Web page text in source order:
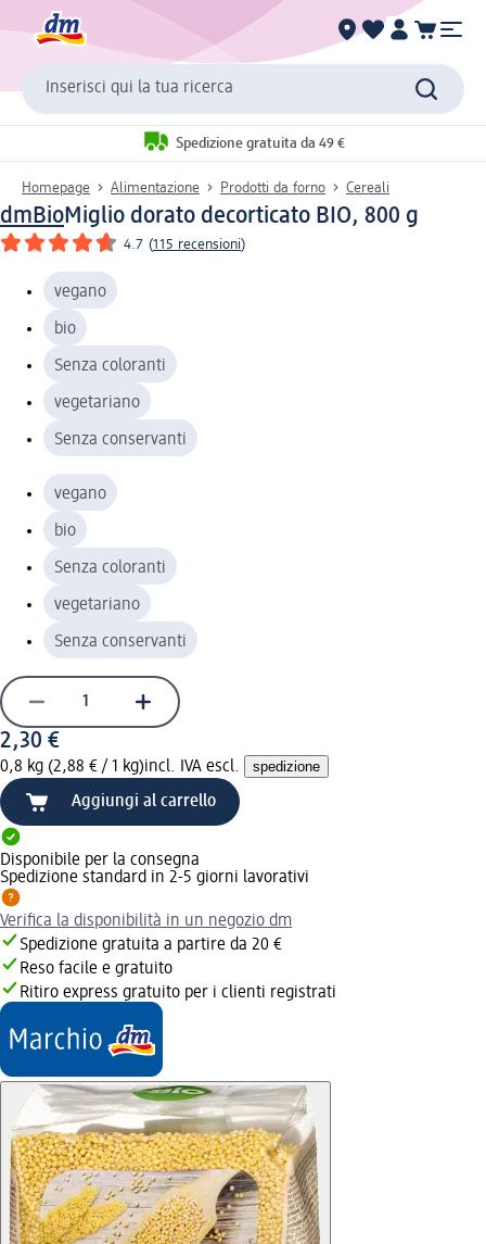
Inserisci qui la tua ricerca
Spedizione gratuita da 49 €
Homepage Alimentazione Prodotti da forno Cereali
dmBioMiglio dorato decorticato BIO, 800 g
4.7 (115 recensioni)
vegano
bio
Senza coloranti
vegetariano
Senza conservanti
vegano
bio
Senza coloranti
vegetariano
Senza conservanti
2,30 €
0,8 kg (2,88 € / 1 kg)incl. IVA escl. spedizione
Aggiungi al carrello
Disponibile per la consegna
Spedizione standard in 2-5 giorni lavorativi
Verifica la disponibilità in un negozio dm
Spedizione gratuita a partire da 20 €
Reso facile e gratuito
Ritiro express gratuito per i clienti registrati